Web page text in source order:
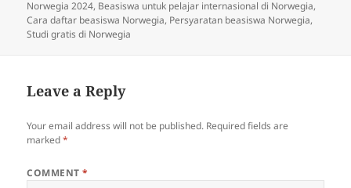
on
Norwegia 2024, Beasiswa untuk pelajar internasional di Norwegia,
Cara daftar beasiswa Norwegia, Persyaratan beasiswa Norwegia,
Studi gratis di Norwegia
Leave a Reply
Your email address will not be published. Required fields are
marked*
COMMENT*